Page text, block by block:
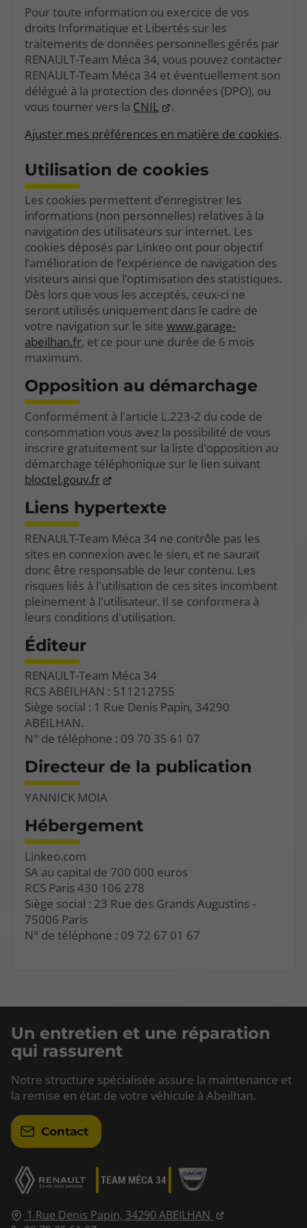
Pour toute information ou exercice de vos
droits Informatique et Libertés sur les
traitements de données personnelles gérés par
RENAULT-Team Méca 34, vous pouvez contacter
RENAULT-Team Méca 34 et éventuellement son
délégué à la protection des données (DPO), ou
vous tourner vers la CNIL
.
Ajuster mes préférences en matière de cookies.
Utilisation de cookies
Les cookies permettent d’enregistrer les
informations (non personnelles) relatives à la
navigation des utilisateurs sur internet. Les
cookies déposés par Linkeo ont pour objectif
l’amélioration de l’expérience de navigation des
visiteurs ainsi que l’optimisation des statistiques.
Dès lors que vous les acceptés, ceux-ci ne
seront utilisés uniquement dans le cadre de
votre navigation sur le sitewww.garage-
abeilhan.fr, et ce pour une durée de 6 mois
maximum.
Opposition au démarchage
Conformément à l'article L.223-2 du code de
consommation vous avez la possibilité de vous
inscrire gratuitement sur la liste d'opposition au
démarchage téléphonique sur le lien suivant
bloctel.gouv.fr
Liens hypertexte
RENAULT-Team Méca 34 ne contrôle pas les
sites en connexion avec le sien, et ne saurait
donc être responsable de leur contenu. Les
risques liés à l'utilisation de ces sites incombent
pleinement à l'utilisateur. Il se conformera à
leurs conditions d'utilisation.
Éditeur
RENAULT-Team Méca 34
RCS ABEILHAN : 511212755
Siège social : 1 Rue Denis Papin, 34290
ABEILHAN.
N° de téléphone : 09 70 35 61 07
Directeur de la publication
YANNICK MOIA
Hébergement
Linkeo.com
SA au capital de 700 000 euros
RCS Paris 430 106 278
Siège social : 23 Rue des Grands Augustins -
75006 Paris
N° de téléphone : 09 72 67 01 67
1 Rue Denis Papin, 34290ABEILHAN
Un entretien et une réparation
qui rassurent
Notre structure spécialisée assure la maintenance et
la remise en état de votre véhicule à Abeilhan.
Contact